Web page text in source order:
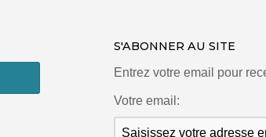
S'ABONNER AU SITE
Entrez votre email pour
Votre email: